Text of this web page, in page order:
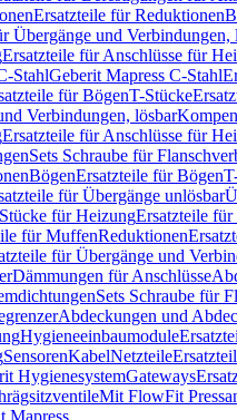
Ersatzteile für Reduktionen
Übergänge und Verbindungen,
Ersatzteile für Anschlüsse für
StahlGeberit Mapress C-Stahl
für BögenT-Stücke
Verbindungen, lösbar
Ersatzteile für Anschlüsse für
Sets Schraube für
BögenErsatzteile für Bögen
für Übergänge unlösbar
für HeizungErsatzteile
für MuffenReduktionen
für Übergänge und
Dämmungen für Anschlüsse
Sets Schraube für
Abdeckungen und
Hygieneeinbaumodule
SensorenKabelNetzteile
HygienesystemGateways
Mit FlowFit
Mapress